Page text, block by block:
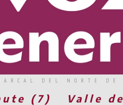
DEL NORTE
(7) Valle